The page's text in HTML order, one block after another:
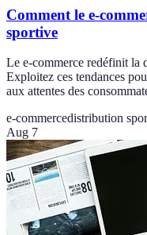
Comment le e-
sportive
Le e-commerce redéfinit la
Exploitez ces tendances
aux attentes des
e-commercedistribution
Aug 7